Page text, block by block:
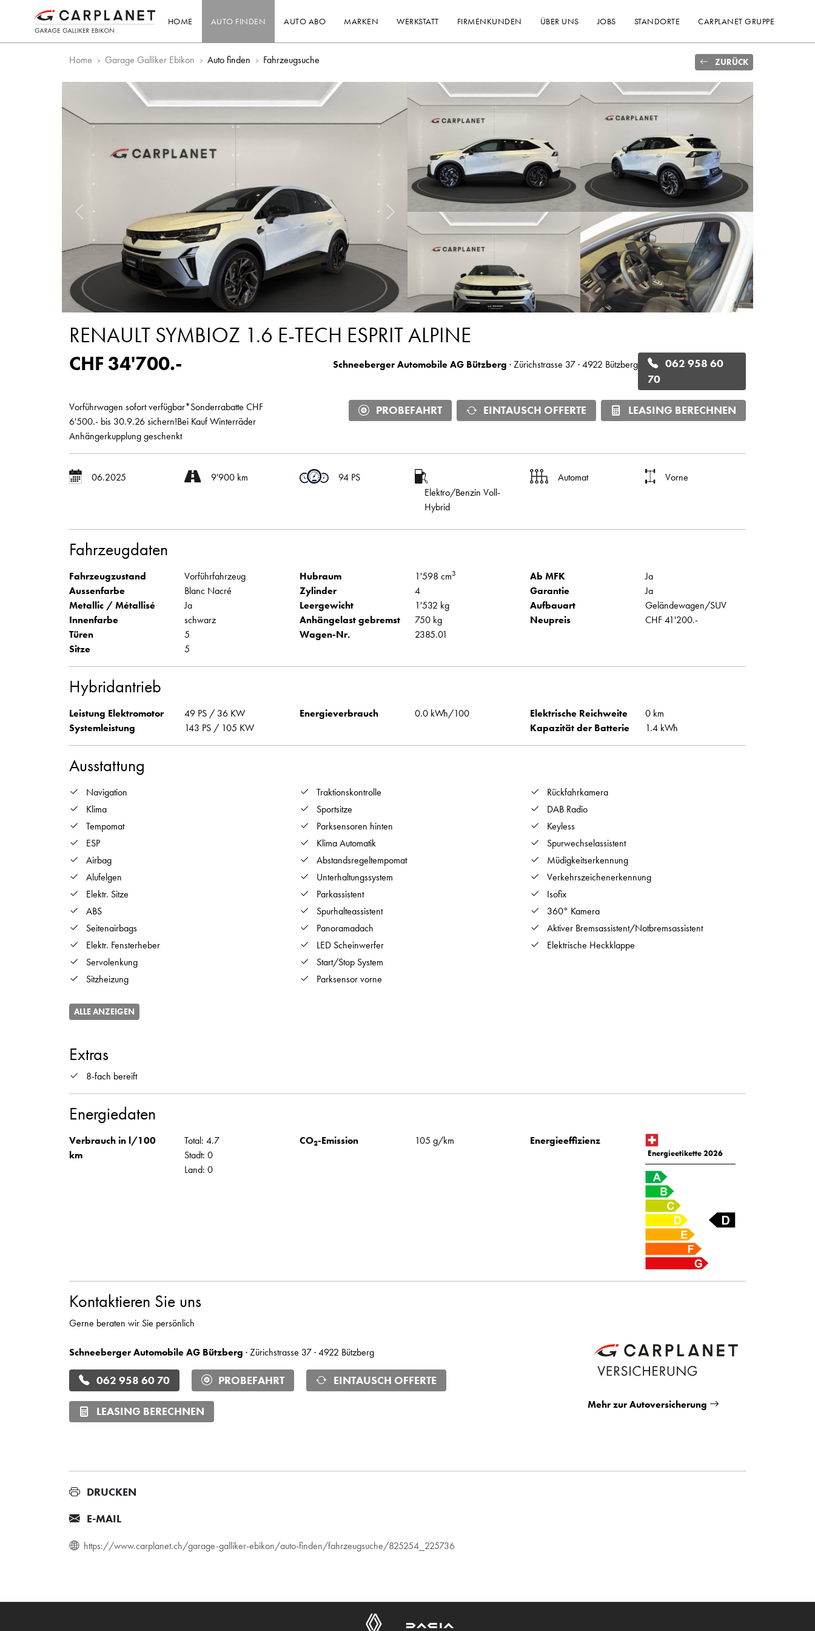
HOME AUTO FINDEN AUTO ABO MARKEN WERKSTATT FIRMENKUNDEN ÜBER UNS JOBS STANDORTE CARPLANET GRUPPE
Home Garage Galliker Ebikon Auto finden Fahrzeugsuche ZURÜCK
Vorheriges Bild Nächstes Bild
RENAULT SYMBIOZ 1.6 E-TECH ESPRIT ALPINE
CHF 34'700.- Schneeberger Automobile AG Bützberg · Zürichstrasse 37 · 4922 Bützberg
062 958 60
70
Vorführwagen sofort verfügbar*Sonderrabatte CHF
6'500.- bis 30.9.26 sichern!Bei Kauf Winterräder
Anhängerkupplung geschenkt
PROBEFAHRT EINTAUSCH OFFERTE LEASING BERECHNEN
06.2025 9'900 km
94 PS
Elektro/Benzin Voll-
Hybrid
Automat Vorne
Fahrzeugdaten
Fahrzeugzustand
Vorführfahrzeug
Aussenfarbe
Blanc Nacré
Metallic / Métallisé
Ja
Innenfarbe
schwarz
Türen
5
Sitze
5
Hubraum 1'598 cm3
Zylinder
4
Leergewicht
1'532 kg
Anhängelast gebremst
750 kg
Wagen-Nr.
2385.01
Ab MFK
Ja
Garantie
Ja
Aufbauart
Geländewagen/SUV
Neupreis
CHF 41'200.-
Hybridantrieb
Leistung Elektromotor
49 PS / 36 KW
Systemleistung
143 PS / 105 KW
Energieverbrauch 0.0 kWh/100 Elektrische Reichweite
0 km
Kapazität der Batterie
1.4 kWh
Ausstattung
Navigation
Klima
Tempomat
ESP
Airbag
Alufelgen
Elektr. Sitze
ABS
Seitenairbags
Elektr. Fensterheber
Servolenkung
Sitzheizung
Traktionskontrolle
Sportsitze
Parksensoren hinten
Klima Automatik
Abstandsregeltempomat
Unterhaltungssystem
Parkassistent
Spurhalteassistent
Panoramadach
LED Scheinwerfer
Start/Stop System
Parksensor vorne
Rückfahrkamera
DAB Radio
Keyless
Spurwechselassistent
Müdigkeitserkennung
Verkehrszeichenerkennung
Isofix
360° Kamera
Aktiver Bremsassistent/Notbremsassistent
Elektrische Heckklappe
ALLE ANZEIGEN
Extras
8-fach bereift
Energiedaten
Verbrauch in l/100
km
Total: 4.7
Stadt: 0
Land: 0
CO2-Emission 105 g/km Energieeffizienz
Energieetikette 2026
Kontaktieren Sie uns
Gerne beraten wir Sie persönlich
Schneeberger Automobile AG Bützberg · Zürichstrasse 37 · 4922 Bützberg
062 958 60 70 PROBEFAHRT EINTAUSCH OFFERTE
LEASING BERECHNEN
Mehr zur Autoversicherung
DRUCKEN
E-MAIL
https://www.carplanet.ch/garage-galliker-ebikon/auto-finden/fahrzeugsuche/825254_225736